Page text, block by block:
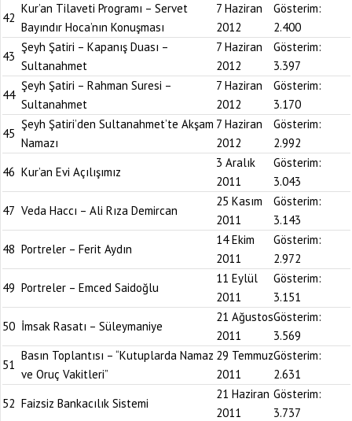
42
Kur’an Tilaveti Programı – Servet
Bayındır Hoca’nın Konuşması
7 Haziran
2012
Gösterim:
2.400
43
Şeyh Şatiri – Kapanış Duası –
Sultanahmet
7 Haziran
2012
Gösterim:
3.397
44
Şeyh Şatiri – Rahman Suresi –
Sultanahmet
7 Haziran
2012
Gösterim:
3.170
45
Şeyh Şatiri’den Sultanahmet’te Akşam
Namazı
7 Haziran
2012
Gösterim:
2.992
46 Kur’an Evi Açılışımız
3 Aralık
2011
Gösterim:
3.043
47 Veda Haccı – Ali Rıza Demircan
25 Kasım
2011
Gösterim:
3.143
48 Portreler – Ferit Aydın
14 Ekim
2011
Gösterim:
2.972
49 Portreler – Emced Saidoğlu
11 Eylül
2011
Gösterim:
3.151
50 İmsak Rasatı – Süleymaniye
21 Ağustos
2011
Gösterim:
3.569
51
Basın Toplantısı – “Kutuplarda Namaz
ve Oruç Vakitleri”
29 Temmuz
2011
Gösterim:
2.631
52 Faizsiz Bankacılık Sistemi
21 Haziran
2011
Gösterim:
3.737